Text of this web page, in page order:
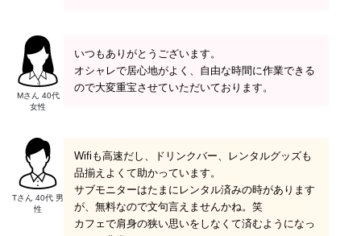
Mさん 40代
女性
いつもありがとうございます。
オシャレで居心地がよく、自由な時間に作業できる
ので大変重宝させていただいております。
Tさん 40代 男
性
Wifiも高速だし、ドリンクバー、レンタルグッズも
品揃えよくて助かっています。
サブモニターはたまにレンタル済みの時があります
が、無料なので文句言えませんかね。笑
カフェで肩身の狭い思いをしなくて済むようになっ